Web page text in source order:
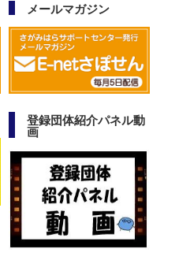
メールマガジン
登録団体紹介パネル動
画